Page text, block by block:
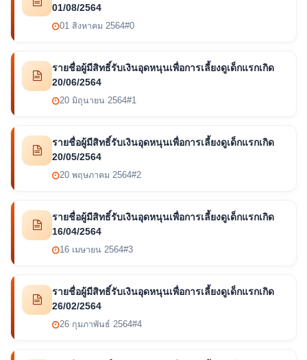
01/08/2564
01 สิงหาคม 2564#0
รายชื่อผู้มีสิทธิ์รับเงินอุดหนุนเพื่อการเลี้ยงดูเด็กแรกเกิด
20/06/2564
20 มิถุนายน 2564#1
รายชื่อผู้มีสิทธิ์รับเงินอุดหนุนเพื่อการเลี้ยงดูเด็กแรกเกิด
20/05/2564
20 พฤษภาคม 2564#2
รายชื่อผู้มีสิทธิ์รับเงินอุดหนุนเพื่อการเลี้ยงดูเด็กแรกเกิด
16/04/2564
16 เมษายน 2564#3
รายชื่อผู้มีสิทธิ์รับเงินอุดหนุนเพื่อการเลี้ยงดูเด็กแรกเกิด
26/02/2564
26 กุมภาพันธ์ 2564#4